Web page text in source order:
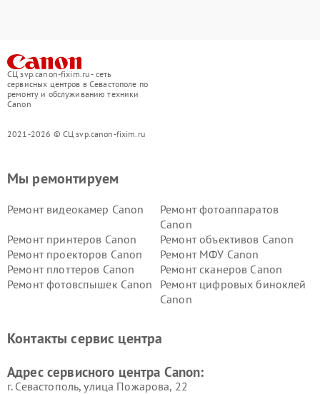
СЦ svp.canon-fixim.ru - сеть
сервисных центров в Севастополе по
ремонту и обслуживанию техники
Canon
2021-2026 © СЦ svp.canon-fixim.ru
Мы ремонтируем
Ремонт видеокамер Canon
Ремонт фотоаппаратов
Canon
Ремонт принтеров Canon
Ремонт объективов Canon
Ремонт проекторов Canon
Ремонт МФУ Canon
Ремонт плоттеров Canon
Ремонт сканеров Canon
Ремонт фотовспышек Canon
Ремонт цифровых биноклей
Canon
Контакты сервис центра
Адрес сервисного центра Canon:
г. Севастополь, улица Пожарова, 22